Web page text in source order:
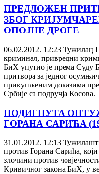
ПРЕДЛОЖЕН
ЗБОГ
ОПОЈНЕ ДРОГЕ
06.02.2012. 12:23 Тужилац
криминал, привредни
БиХ упутио је према Суду
притвора за једног
прикупљеним доказима
Србије са подручја Косова.
ПОДИГНУТА
ГОРАНА САРИЋA
31.01.2012. 12:13
против Горана Сарићa,
злочини против
Кривичног закона БиХ, у